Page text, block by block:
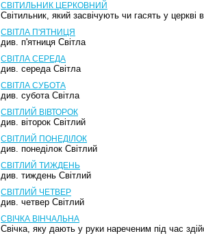
СВІТИЛЬНИК ЦЕРКОВНИЙ
Світильник, який засвічують чи гасять у
СВІТЛА П'ЯТНИЦЯ
див. п'ятниця Світла
СВІТЛА СЕРЕДА
див. середа Світла
СВІТЛА СУБОТА
див. субота Світла
СВІТЛИЙ ВІВТОРОК
див. віторок Світлий
СВІТЛИЙ ПОНЕДІЛОК
див. понеділок Світлий
СВІТЛИЙ ТИЖДЕНЬ
див. тиждень Світлий
СВІТЛИЙ ЧЕТВЕР
див. четвер Світлий
СВІЧКА ВІНЧАЛЬНА
Свічка, яку дають у руки нареченим під час